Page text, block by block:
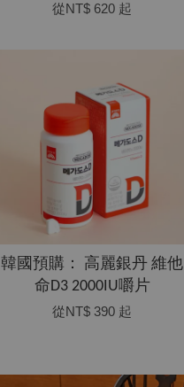
從NT$ 620 起
韓國預購： 高麗銀丹 維他
命D3 2000IU嚼片
從NT$ 390 起